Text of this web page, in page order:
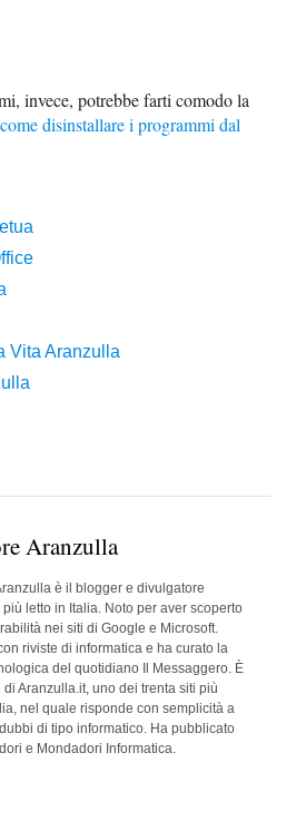
invece, potrebbe farti comodo la
come disinstallare i programmi dal
Aranzulla
è il blogger e divulgatore
letto in Italia. Noto per aver scoperto
nei siti di Google e Microsoft.
riviste di informatica e ha curato la
del quotidiano Il Messaggero. È
di Aranzulla.it, uno dei trenta siti più
nel quale risponde con semplicità a
di tipo informatico. Ha pubblicato
e Mondadori Informatica.